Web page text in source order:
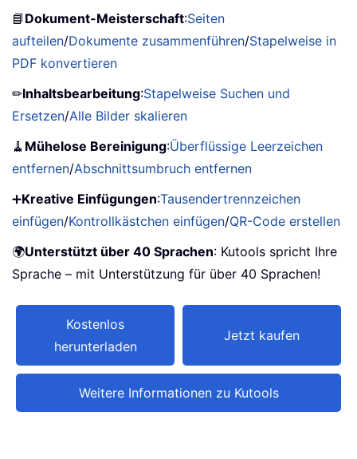
📘 Dokument-Meisterschaft:Seiten
aufteilen/Dokumente zusammenführen/Stapelweise in
PDF konvertieren
✏Inhaltsbearbeitung:Stapelweise Suchen und
Ersetzen/Alle Bilder skalieren
🧹 Mühelose Bereinigung:Überflüssige Leerzeichen
entfernen/Abschnittsumbruch entfernen
➕Kreative Einfügungen:Tausendertrennzeichen
einfügen/Kontrollkästchen einfügen/QR-Code erstellen
🌍Unterstützt über 40 Sprachen: Kutools spricht Ihre
Sprache – mit Unterstützung für über 40 Sprachen!
Kostenlos
herunterladen
Jetzt kaufen
Weitere Informationen zu Kutools